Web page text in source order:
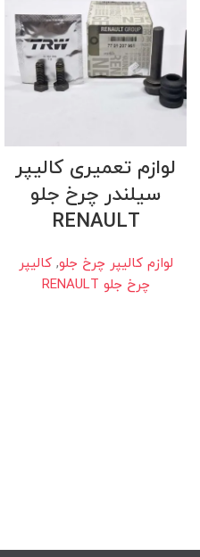
لوازم تعمیری کالیپر
سیلندر چرخ جلو
RENAULT
لوازم کالیپر چرخ جلو,کالیپر
چرخ جلو RENAULT